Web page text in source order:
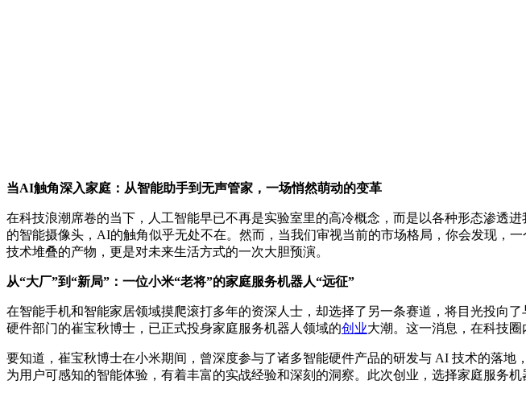
当AI触角深入家庭：从智能助手到无声管家，一场悄然萌动的变革
在科技浪潮席卷的当下，人工智能早已不再是实验室里的高冷概念，而是以各种形态渗透
的智能摄像头，AI的触角似乎无处不在。然而，当我们审视当前的市场格局，你会发现
技术堆叠的产物，更是对未来生活方式的一次大胆预演。
从“大厂”到“新局”：一位小米“老将”的家庭服务机器人“远征”
在智能手机和智能家居领域摸爬滚打多年的资深人士，却选择了另一条赛道，将目光投向
硬件部门的崔宝秋博士，已正式投身家庭服务机器人领域的创业大潮。这一消息，在科技圈
要知道，崔宝秋博士在小米期间，曾深度参与了诸多智能硬件产品的研发与 AI 技术的落
为用户可感知的智能体验，有着丰富的实战经验和深刻的洞察。此次创业，选择家庭服务